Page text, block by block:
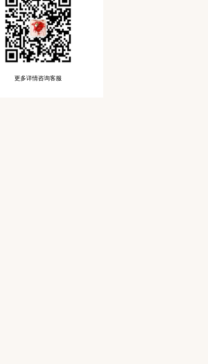
更多详情咨询客服